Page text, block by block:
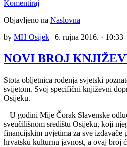
Komentiraj
Objavljeno na Naslovna
by MH Osijek | 6. rujna 2016. · 10:33
NOVI BROJ
Stota obljetnica rođenja svjetski
svijetom. Svoj specifični književni
Osijeku.
– U godini Mije Čorak Slavenske
sveučilišnom središtu Osijeku, koji
financijskim uvjetima za sve izdavače
hrvatsku kulturnu javnost, a ovaj broj